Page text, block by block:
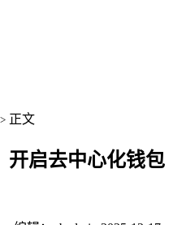
> 正文
开启去中心化钱包